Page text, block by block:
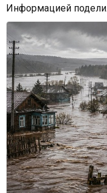
Информацией